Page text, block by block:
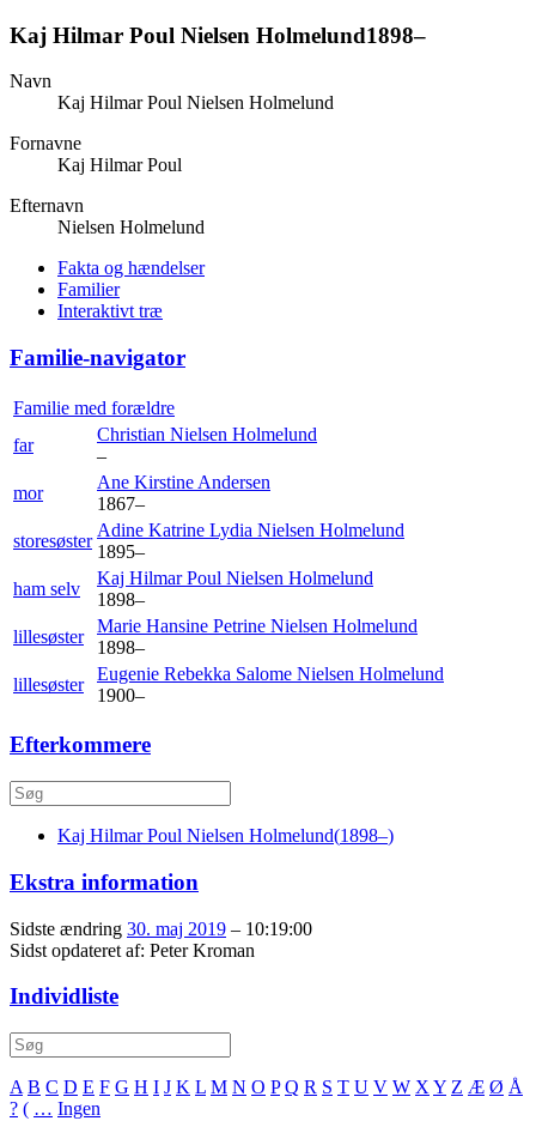
Kaj Hilmar Poul Nielsen Holmelund1898–
Navn
Kaj Hilmar Poul Nielsen Holmelund
Fornavne
Kaj Hilmar Poul
Efternavn
Nielsen Holmelund
Fakta og hændelser
Familier
Interaktivt træ
Familie-navigator
Familie med forældre
far
Christian Nielsen Holmelund
–
mor
Ane Kirstine Andersen
1867–
storesøster
Adine Katrine Lydia Nielsen Holmelund
1895–
ham selv
Kaj Hilmar Poul Nielsen Holmelund
1898–
lillesøster
Marie Hansine Petrine Nielsen Holmelund
1898–
lillesøster
Eugenie Rebekka Salome Nielsen Holmelund
1900–
Efterkommere
Kaj Hilmar Poul Nielsen Holmelund(1898–)
Ekstra information
Sidste ændring 30. maj 2019 – 10:19:00
Sidst opdateret af: Peter Kroman
Individliste
A B C D E F G H I J K L M N O P Q R S T U V W X Y Z Æ Ø Å
? ( … Ingen